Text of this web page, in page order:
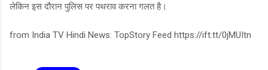
लेकिन इस दौरान पुलिस पर पथराव करना गलत है।
from India TV Hindi News: TopStory Feed https://ift.tt/0jMUItn